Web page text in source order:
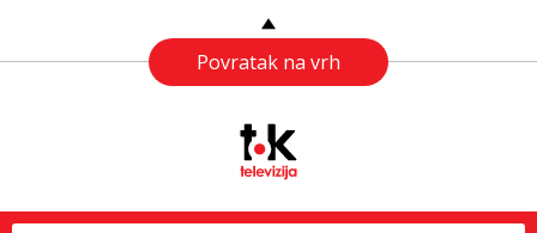
Povratak na vrh